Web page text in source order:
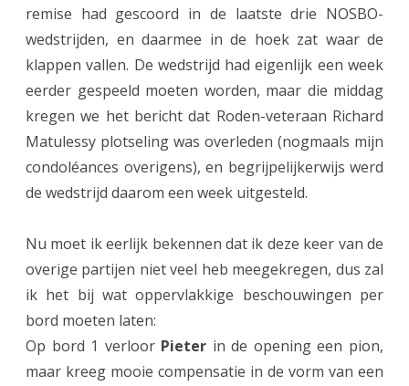
s
e
n
z
o
R
remise had gescoord in de laatste drie NOSBO-
wedstrijden, en daarmee in de hoek zat waar de
klappen vallen. De wedstrijd had eigenlijk een week
eerder gespeeld moeten worden, maar die middag
kregen we het bericht dat Roden-veteraan Richard
Matulessy plotseling was overleden (nogmaals mijn
condoléances overigens), en begrijpelijkerwijs werd
de wedstrijd daarom een week uitgesteld.
Nu moet ik eerlijk bekennen dat ik deze keer van de
overige partijen niet veel heb meegekregen, dus zal
ik het bij wat oppervlakkige beschouwingen per
bord moeten laten:
Op bord 1 verloor Pieter in de opening een pion,
maar kreeg mooie compensatie in de vorm van een